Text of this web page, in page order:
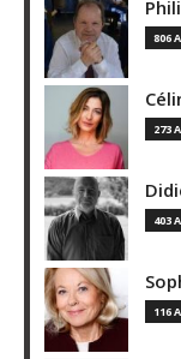
806
273
403
116